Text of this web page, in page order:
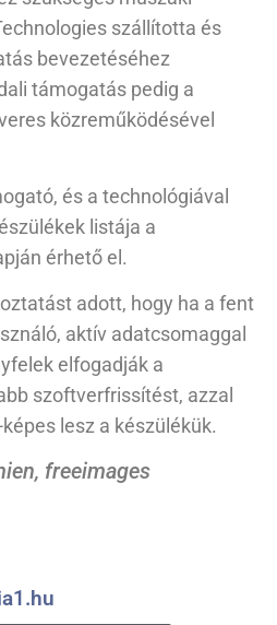
szállította és
bevezetéséhez
támogatás pedig a
közreműködésével
és a technológiával
listája a
érhető el.
adott, hogy ha a fent
aktív adatcsomaggal
elfogadják a
szoftverfrissítést, azzal
lesz a készülékük.
freeimages